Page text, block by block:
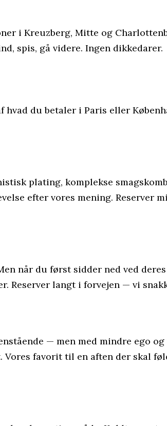
i Kreuzberg, Mitte og
spis, gå videre. Ingen dikkedarer.
du betaler i Paris eller
plating, komplekse
efter vores mening. Reserver
når du først sidder ned ved
Reserver langt i forvejen — vi
— men med mindre ego og
favorit til en aften der skal